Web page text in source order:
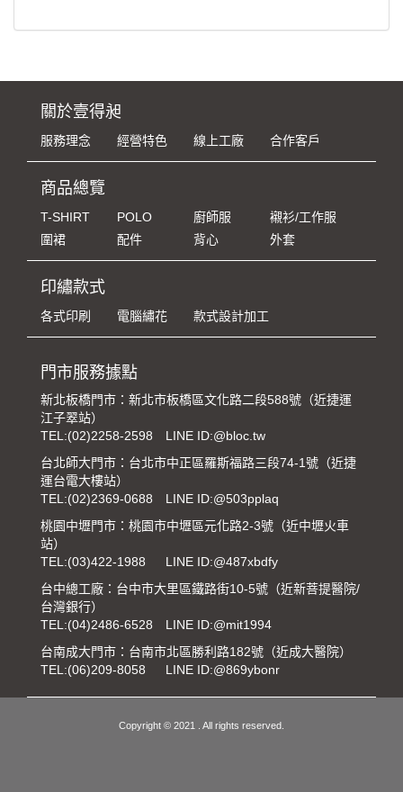
關於壹得昶
服務理念 經營特色 線上工廠 合作客戶
商品總覽
T-SHIRT POLO 廚師服
襯衫/工作服
圍裙
配件 背心 外套
印繡款式
各式印刷 電腦繡花 款式設計加工
門市服務據點
新北板橋門市：新北市板橋區文化路二段588號（近捷運
江子翠站）
TEL:(02)2258-2598
LINE ID:@bloc.tw
台北師大門市：台北市中正區羅斯福路三段74-1號（近捷
運台電大樓站）
TEL:(02)2369-0688
LINE ID:@503pplaq
桃園中壢門市：桃園市中壢區元化路2-3號（近中壢火車
站）
TEL:(03)422-1988
LINE ID:@487xbdfy
台中總工廠：台中市大里區鐵路街10-5號（近新菩提醫院/
台灣銀行）
TEL:(04)2486-6528
LINE ID:@mit1994
台南成大門市：台南市北區勝利路182號（近成大醫院）
TEL:(06)209-8058 LINE ID:@869ybonr
Copyright © 2021 . All rights reserved.